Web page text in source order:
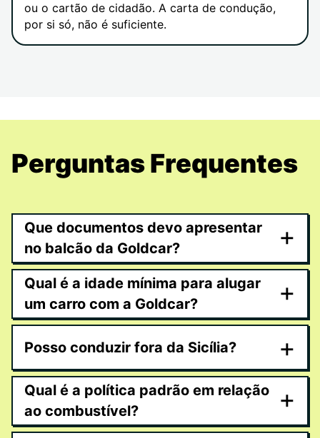
ou o cartão de cidadão. A carta de condução,
por si só, não é suficiente.
Perguntas Frequentes
Que documentos devo apresentar
no balcão da Goldcar?
+
Qual é a idade mínima para alugar
um carro com a Goldcar?
+
Posso conduzir fora da Sicília? +
Qual é a política padrão em relação
ao combustível?
+